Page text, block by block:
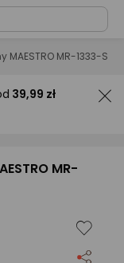
MR-1333-S
39,99 zł
MR-